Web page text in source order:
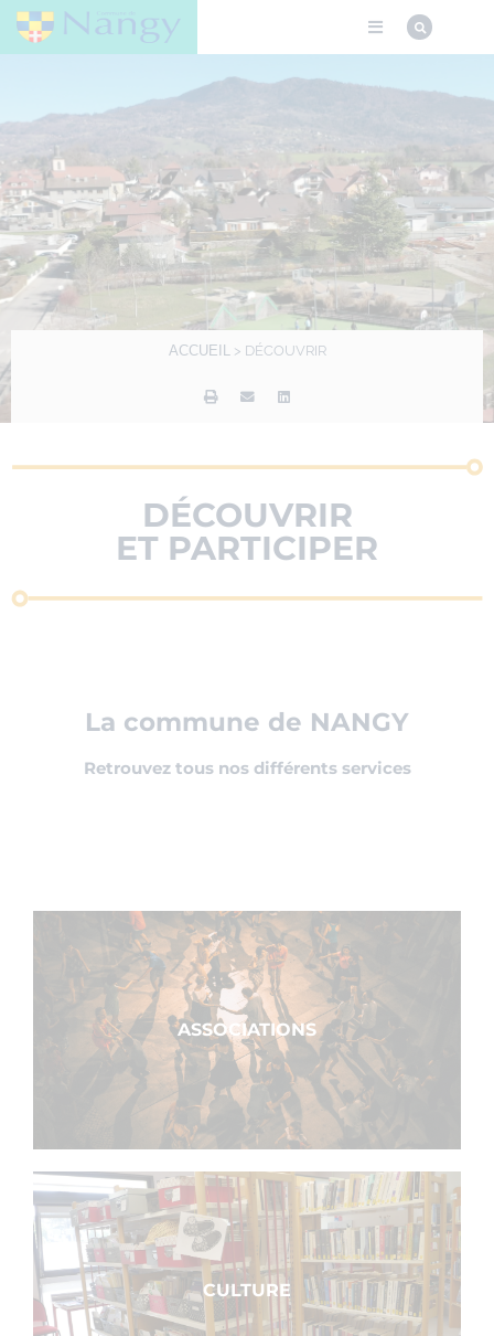
ACCUEIL> DÉCOUVRIR
DÉCOUVRIR
ET PARTICIPER
La commune de NANGY
Retrouvez tous nos différents services
ASSOCIATIONS
CULTURE